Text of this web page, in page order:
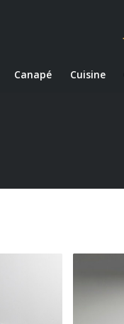
Canapé Cuisine